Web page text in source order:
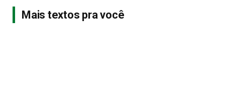
Mais textos pra você